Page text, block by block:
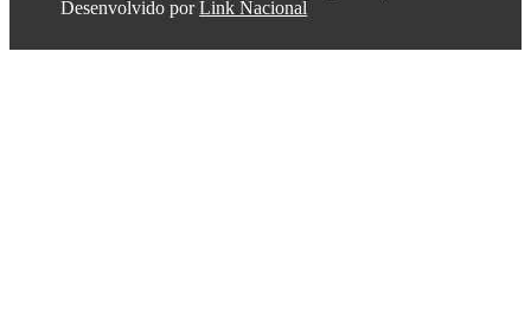
Desenvolvido porLink Nacional